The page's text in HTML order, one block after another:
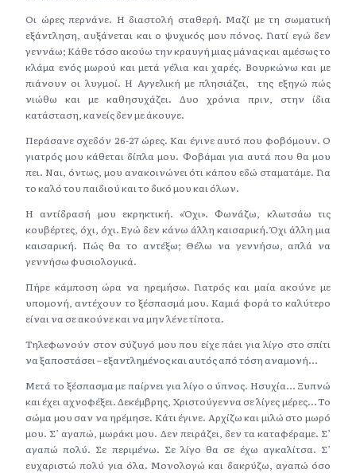
Οι ώρες περνάνε. Η διαστολή σταθερή. Μαζί με τη σωματική
εξάντληση, αυξάνεται και ο ψυχικός μου πόνος. Γιατί εγώ δεν
γεννάω; Κάθε τόσο ακούω την κραυγή μιας μάνας και αμέσως το
κλάμα ενός μωρού και μετά γέλια και χαρές. Βουρκώνω και με
πιάνουν οι λυγμοί. Η Αγγελική με πλησιάζει, της εξηγώ πώς
νιώθω και με καθησυχάζει. Δυο χρόνια πριν, στην ίδια
κατάσταση, κανείς δεν με άκουγε.
Περάσανε σχεδόν 26-27 ώρες. Και έγινε αυτό που φοβόμουν. Ο
γιατρός μου κάθεται δίπλα μου. Φοβάμαι για αυτά που θα μου
πει. Ναι, όντως, μου ανακοινώνει ότι κάπου εδώ σταματάμε. Για
το καλό του παιδιού και το δικό μου και όλων.
Η αντίδρασή μου εκρηκτική. «Όχι». Φωνάζω, κλωτσάω τις
κουβέρτες, όχι, όχι. Εγώ δεν κάνω άλλη καισαρική. Όχι άλλη μια
καισαρική. Πώς θα το αντέξω; Θέλω να γεννήσω, απλά να
γεννήσω φυσιολογικά.
Πήρε κάμποση ώρα να ηρεμήσω. Γιατρός και μαία ακούνε με
υπομονή, αντέχουν το ξέσπασμά μου. Καμιά φορά το καλύτερο
είναι να σε ακούνε και να μην λένε τίποτα.
Τηλεφωνούν στον σύζυγό μου που είχε πάει για λίγο στο σπίτι
να ξαποστάσει – εξαντλημένος και αυτός από τόση αναμονή…
Μετά το ξέσπασμα με παίρνει για λίγο ο ύπνος. Ησυχία… Ξυπνώ
και έχει αχνοφέξει. Δεκέμβρης, Χριστούγεννα σε λίγες μέρες… Το
σώμα μου σαν να ηρέμησε. Κάτι έγινε. Αρχίζω και μιλώ στο μωρό
μου. Σ’ αγαπώ, μωράκι μου. Δεν πειράζει, δεν τα καταφέραμε. Σ’
αγαπώ πολύ. Σε περιμένω. Σε λίγο θα σε έχω αγκαλίτσα. Σ’
ευχαριστώ πολύ για όλα. Μονολογώ και δακρύζω, αγαπώ όσο